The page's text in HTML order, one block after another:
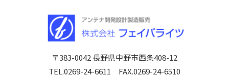
〒383-0042 長野県中野市西条408-12
TEL.0269-24-6611 FAX.0269-24-6510